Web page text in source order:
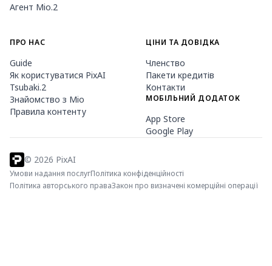
Агент Mio.2
ПРО НАС
Guide
Як користуватися PixAI
Tsubaki.2
Знайомство з Mio
Правила контенту
ЦІНИ ТА ДОВІДКА
Членство
Пакети кредитів
Контакти
МОБІЛЬНИЙ ДОДАТОК
App Store
Google Play
© 2026 PixAI
Умови надання послугПолітика конфіденційності
Політика авторського праваЗакон про визначені комерційні операції